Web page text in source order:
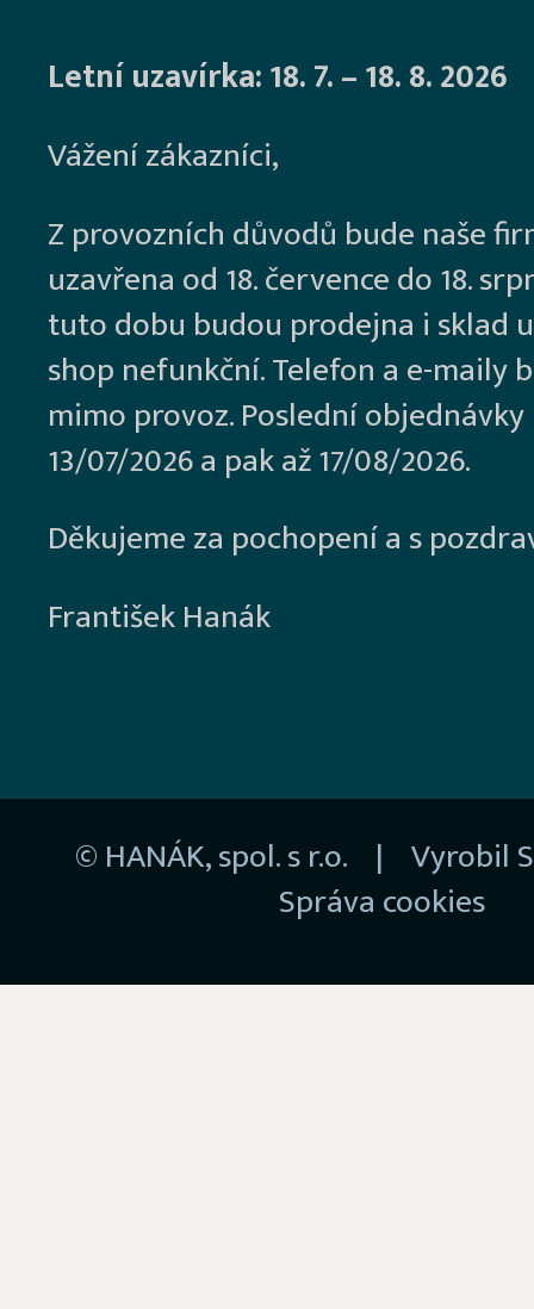
Letní uzavírka: 18. 7. – 18. 8. 2026
Vážení zákazníci,
Z provozních důvodů bude naše
uzavřena od 18. července do 18.
tuto dobu budou prodejna i sklad
shop nefunkční. Telefon a e-maily
mimo provoz. Poslední
13/07/2026 a pak až 17/08/2026.
Děkujeme za pochopení a s
František Hanák
© HANÁK, spol. s r.o. | Vyrobil
Správa cookies